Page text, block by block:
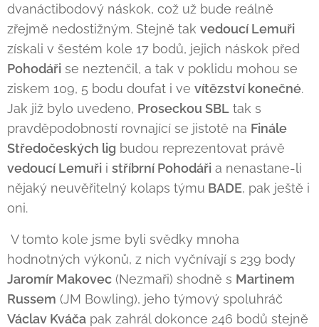
dvanáctibodový náskok, což už bude reálně
zřejmě nedostižným. Stejně tak vedoucí Lemuři
získali v šestém kole 17 bodů, jejich náskok před
Pohodáři se neztenčil, a tak v poklidu mohou se
ziskem 109, 5 bodu doufat i ve vítězství konečné.
Jak již bylo uvedeno, Proseckou SBL tak s
pravděpodobností rovnající se jistotě na Finále
Středočeských lig budou reprezentovat právě
vedoucí Lemuři i stříbrní Pohodáři a nenastane-li
nějaký neuvěřitelný kolaps týmu BADE, pak ještě i
oni.
V tomto kole jsme byli svědky mnoha
hodnotných výkonů, z nich vyčnívají s 239 body
Jaromír Makovec (Nezmaři) shodně s Martinem
Russem (JM Bowling), jeho týmový spoluhráč
Václav Kváča pak zahrál dokonce 246 bodů stejně